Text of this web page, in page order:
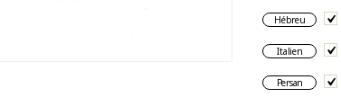
Hébreu
Italien
Persan